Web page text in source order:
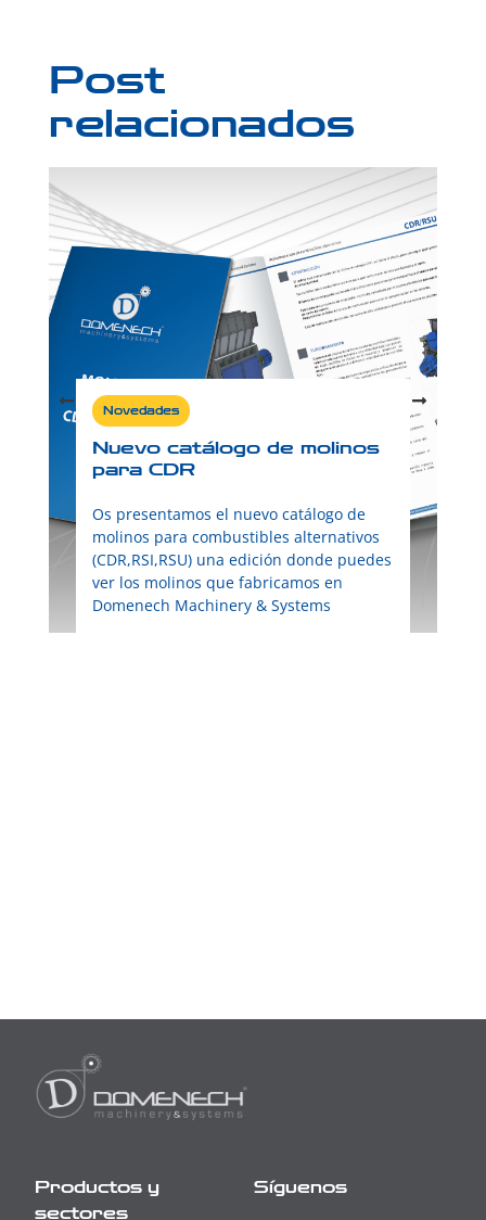
Post
relacionados
Novedades
Nuevo catálogo de molinos
para CDR
Os presentamos el nuevo catálogo de
molinos para combustibles alternativos
(CDR,RSI,RSU) una edición donde puedes
ver los molinos que fabricamos en
Domenech Machinery & Systems
Productos y
sectores
Síguenos